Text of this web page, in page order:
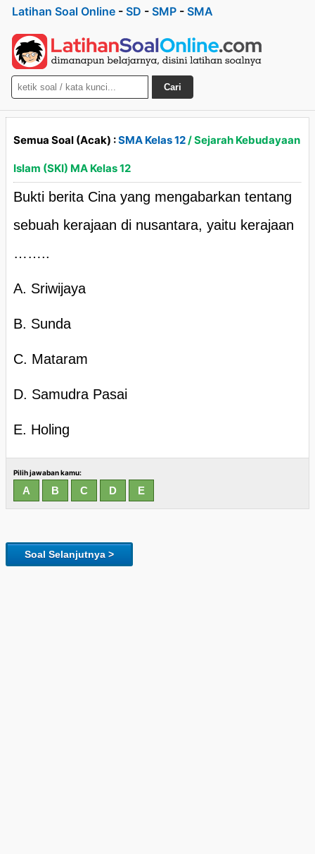
Latihan Soal Online - SD - SMP - SMA
Cari
Semua Soal (Acak) :SMA Kelas 12/ Sejarah Kebudayaan
Islam (SKI) MA Kelas 12
Bukti berita Cina yang mengabarkan tentang
sebuah kerajaan di nusantara, yaitu kerajaan
……..
A. Sriwijaya
B. Sunda
C. Mataram
D. Samudra Pasai
E. Holing
Pilih jawaban kamu:
Soal Selanjutnya >